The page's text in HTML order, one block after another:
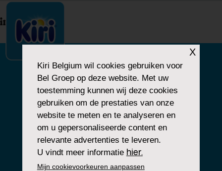
index.php
ONS VERHAAL
ONZE BELOFTEN
X
Kiri Belgium wil cookies gebruiken voor
Bel Groep op deze website. Met uw
toestemming kunnen wij deze cookies
gebruiken om de prestaties van onze
website te meten en te analyseren en
om u gepersonaliseerde content en
relevante advertenties te leveren.
U vindt meer informatie hier.
Mijn cookievoorkeuren aanpassen